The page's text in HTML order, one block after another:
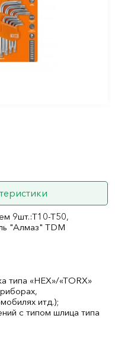
9шт.:Т10-Т50,
"Алмаз" TDM
«HEX»/«TORX»
итд.);
с типом шлица типа